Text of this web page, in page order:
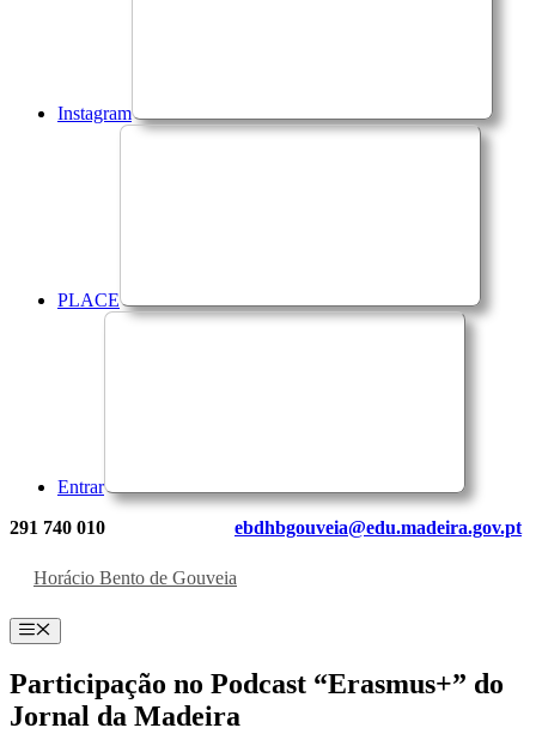
Instagram
PLACE
Entrar
291 740 010 ebdhbgouveia@edu.madeira.gov.pt
Horácio Bento de Gouveia
Menu
Participação no Podcast “Erasmus+” do
Jornal da Madeira